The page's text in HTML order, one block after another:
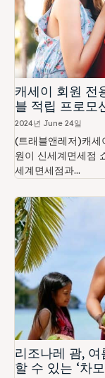
캐세이 회원 전
블 적립 프로모
2024년 June 24일
(트래블앤레저)캐세
원이 신세계면세점
세계면세점과...
리조나레 괌,
할 수 있는 ‘차